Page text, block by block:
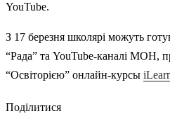
YouTube.
З 17 березня школярі можуть
“Рада” та YouTube-каналі МОН,
“Освіторією” онлайн-курсы
Поділитися